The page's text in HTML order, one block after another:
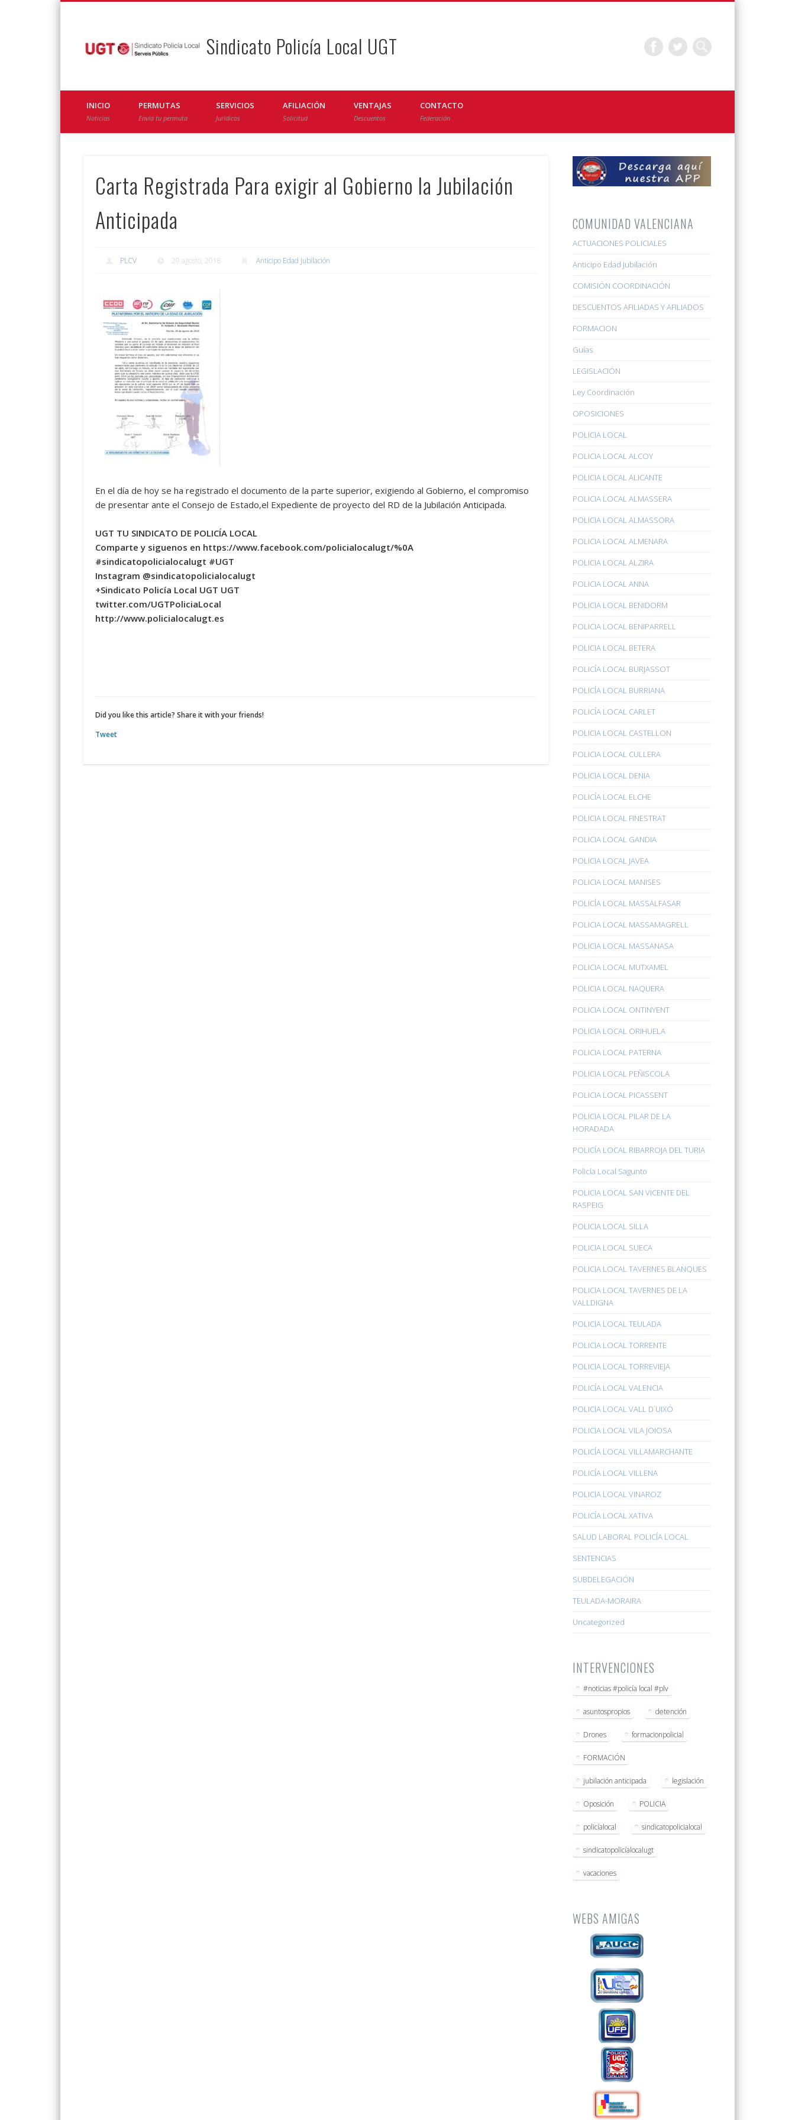
Sindicato Policía Local UGT
FacebookTwitter
INICIO
Noticias
PERMUTAS
Envía tu permuta
SERVICIOS
Jurídicos
AFILIACIÓN
Solicitud
VENTAJAS
Descuentos
CONTACTO
Federación
Carta Registrada Para exigir al Gobierno la Jubilación
Anticipada
PLCV 29 agosto, 2018 Anticipo Edad Jubilación
En el día de hoy se ha registrado el documento de la parte superior, exigiendo al Gobierno, el compromiso
de presentar ante el Consejo de Estado,el Expediente de proyecto del RD de la Jubilación Anticipada.
UGT TU SINDICATO DE POLICÍA LOCAL
Comparte y siguenos en https://www.facebook.com/policialocalugt/%0A
#sindicatopolicialocalugt #UGT
Instagram @sindicatopolicialocalugt
+Sindicato Policía Local UGT UGT
twitter.com/UGTPoliciaLocal
http://www.policialocalugt.es
Did you like this article? Share it with your friends!
Tweet
COMUNIDAD VALENCIANA
ACTUACIONES POLICIALES
Anticipo Edad Jubilación
COMISIÓN COORDINACIÓN
DESCUENTOS AFILIADAS Y AFILIADOS
FORMACION
Guías
LEGISLACIÓN
Ley Coordinación
OPOSICIONES
POLICIA LOCAL
POLICIA LOCAL ALCOY
POLICIA LOCAL ALICANTE
POLICIA LOCAL ALMASSERA
POLICIA LOCAL ALMASSORA
POLICIA LOCAL ALMENARA
POLICIA LOCAL ALZIRA
POLICIA LOCAL ANNA
POLICIA LOCAL BENIDORM
POLICIA LOCAL BENIPARRELL
POLICIA LOCAL BETERA
POLICÍA LOCAL BURJASSOT
POLICÍA LOCAL BURRIANA
POLICÍA LOCAL CARLET
POLICIA LOCAL CASTELLON
POLICIA LOCAL CULLERA
POLICIA LOCAL DENIA
POLICÍA LOCAL ELCHE
POLICIA LOCAL FINESTRAT
POLICIA LOCAL GANDIA
POLICIA LOCAL JAVEA
POLICIA LOCAL MANISES
POLICÍA LOCAL MASSALFASAR
POLICIA LOCAL MASSAMAGRELL
POLICIA LOCAL MASSANASA
POLICIA LOCAL MUTXAMEL
POLICIA LOCAL NAQUERA
POLICIA LOCAL ONTINYENT
POLICIA LOCAL ORIHUELA
POLICIA LOCAL PATERNA
POLICIA LOCAL PEÑISCOLA
POLICIA LOCAL PICASSENT
POLICIA LOCAL PILAR DE LA
HORADADA
POLICÍA LOCAL RIBARROJA DEL TURIA
Policía Local Sagunto
POLICIA LOCAL SAN VICENTE DEL
RASPEIG
POLICIA LOCAL SILLA
POLICIA LOCAL SUECA
POLICIA LOCAL TAVERNES BLANQUES
POLICIA LOCAL TAVERNES DE LA
VALLDIGNA
POLICIA LOCAL TEULADA
POLICIA LOCAL TORRENTE
POLICIA LOCAL TORREVIEJA
POLICÍA LOCAL VALENCIA
POLICIA LOCAL VALL D´UIXÓ
POLICIA LOCAL VILA JOIOSA
POLICÍA LOCAL VILLAMARCHANTE
POLICÍA LOCAL VILLENA
POLICIA LOCAL VINAROZ
POLICÍA LOCAL XATIVA
SALUD LABORAL POLICÍA LOCAL
SENTENCIAS
SUBDELEGACIÓN
TEULADA-MORAIRA
Uncategorized
INTERVENCIONES
#noticias #policía local #plv
asuntospropios detención
Drones formacionpolicial
FORMACIÓN
jubilación anticipada legislación
Oposición POLICIA
policíalocal sindicatopolicialocal
sindicatopolicíalocalugt
vacaciones
WEBS AMIGAS